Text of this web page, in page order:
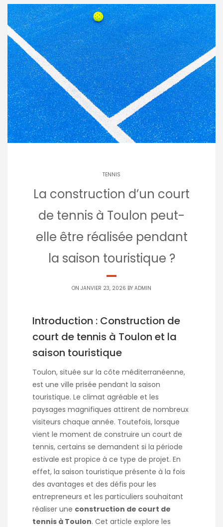
TENNIS
La construction d’un court
de tennis à Toulon peut-
elle être réalisée pendant
la saison touristique ?
ON JANVIER 23, 2026 BY ADMIN
Introduction : Construction de
court de tennis à Toulon et la
saison touristique
Toulon, située sur la côte méditerranéenne,
est une ville prisée pendant la saison
touristique. Le climat agréable et les
paysages magnifiques attirent de nombreux
visiteurs chaque année. Toutefois, lorsque
vient le moment de construire un court de
tennis, certains se demandent si la période
estivale est propice à ce type de projet. En
effet, la saison touristique présente à la fois
des avantages et des défis pour les
entrepreneurs et les particuliers souhaitant
réaliser une construction de court de
tennis à Toulon. Cet article explore les